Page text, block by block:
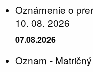
Oznámenie o
10. 08. 2026
07.08.2026
Oznam -